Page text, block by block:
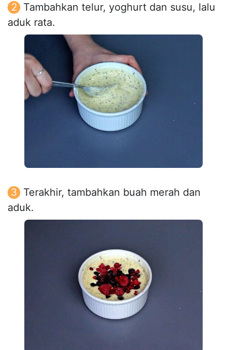
Tambahkan telur, yoghurt dan susu, lalu
aduk rata.
Terakhir, tambahkan buah merah dan
aduk.